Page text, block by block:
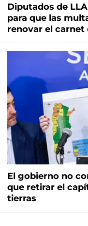
Diputados de
para que las
renovar el carnet
El gobierno no
que retirar el
tierras